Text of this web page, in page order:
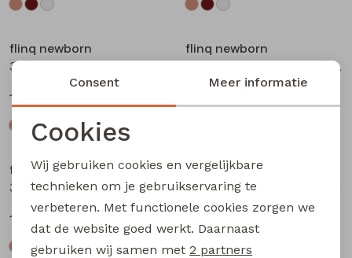
flinq newborn
3312401 W20308 baby jongens sweater Roest
12,99
flinq newborn
3312402 W20309 baby jongens sweater Taupe
flinq newborn
3312402 W20309 baby jongens sweater Marine
12,99
flinq newborn
Noodzakelijke cookies
Analytische cookies
Marketing cookies
Consent Meer informatie
Cookies
Wij gebruiken cookies en vergelijkbare
technieken om je gebruikservaring te
verbeteren. Met functionele cookies zorgen we
dat de website goed werkt. Daarnaast
gebruiken wij samen met 2 partners